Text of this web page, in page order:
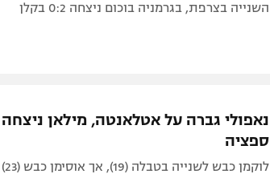
השנייה בצרפת, בגרמניה בוכום ניצחה 0:2 בקלן
ספציה